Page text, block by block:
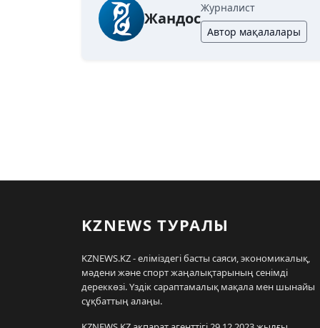
Жандос
Журналист
Автор мақалалары
KZNEWS ТУРАЛЫ
KZNEWS.KZ - еліміздегі басты саяси, экономикалық,
мәдени және спорт жаңалықтарының сенімді
дереккөзі. Үздік сараптамалық мақала мен шынайы
сұқбаттың алаңы.